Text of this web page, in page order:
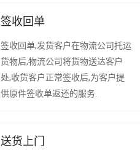
签收回单
签收回单,发货客户在物流公司托运
货物后,物流公司将货物送达客户
处,收货客户正常签收后,为客户提
供原件签收单返还的服务.
送货上门